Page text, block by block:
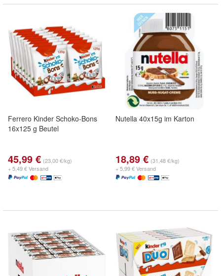
Ferrero Kinder Schoko-Bons
16x125 g Beutel
45,99 € (23,00 €/kg)
+ 5,49 € Versand
Nutella 40x15g im Karton
18,89 € (31,48 €/kg)
+ 5,99 € Versand